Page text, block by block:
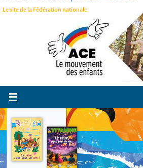
Le site de la Fédération nationale